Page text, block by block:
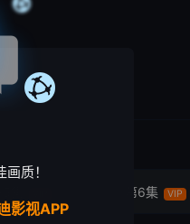
第6集 VIP
质！
影视APP